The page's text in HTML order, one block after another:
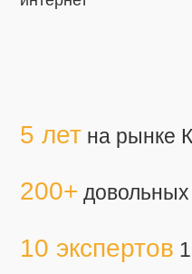
5 лет на рынке
200+
10 экспертов